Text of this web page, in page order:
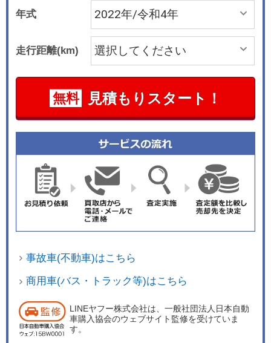
を実施した。
年式
走行距離(km)
無料 見積もりスタート！
事故車(不動車)はこちら
商用車(バス・トラック等)はこちら
LINEヤフー株式会社は、一般社団法人日本自動
車購入協会のウェブサイト監修を受けていま
す。